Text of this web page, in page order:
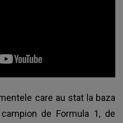
care au stat la baza
de Formula 1, de